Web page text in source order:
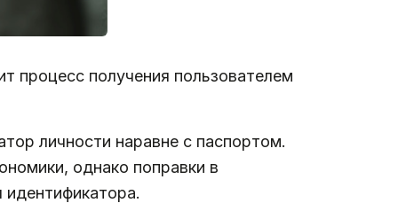
процесс получения пользователем
личности наравне с паспортом.
однако поправки в